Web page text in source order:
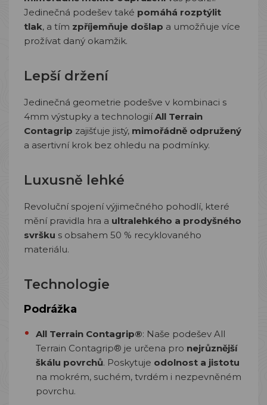
Jedinečná podešev také pomáhá rozptýlit
tlak, a tím zpříjemňuje došlap a umožňuje více
prožívat daný okamžik.
Lepší držení
Jedinečná geometrie podešve v kombinaci s
4mm výstupky a technologiíAll Terrain
Contagrip zajišťuje jistý, mimořádně odpružený
a asertivní krok bez ohledu na podmínky.
Luxusně lehké
Revoluční spojení výjimečného pohodlí, které
mění pravidla hra a ultralehkého a prodyšného
svršku s obsahem 50 % recyklovaného
materiálu.
Technologie
Podrážka
All Terrain Contagrip®: Naše podešev All
Terrain Contagrip® je určena pro nejrůznější
škálu povrchů. Poskytuje odolnost a jistotu
na mokrém, suchém, tvrdém i nezpevněném
povrchu.